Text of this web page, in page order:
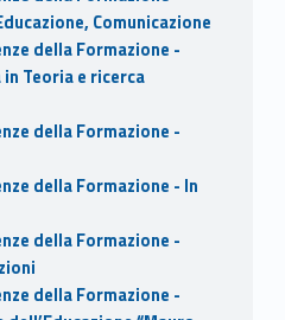
Comunicazione
della Formazione -
Teoria e ricerca
della Formazione -
della Formazione - In
della Formazione -
della Formazione -